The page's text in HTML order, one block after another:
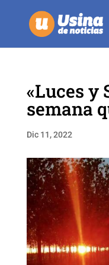
«Luces y
semana
Dic 11, 2022